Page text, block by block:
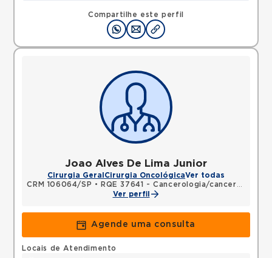
Compartilhe este perfil
Rua das Perobas, Jabaquara, Sao Paulo, SP,
Mapa
Joao Alves De Lima Junior
Cirurgia Geral Cirurgia OncológicaVer todas
CRM 106064/SP •
RQE 37641 - Cancerologia/cancerologia cirúrgica
Ver perfil
Agende uma consulta
Locais de Atendimento